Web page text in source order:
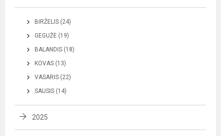
BIRŽELIS (24)
GEGUŽĖ (19)
BALANDIS (18)
KOVAS (13)
VASARIS (22)
SAUSIS (14)
2025